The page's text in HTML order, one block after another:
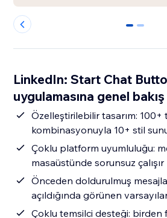
0 1
LinkedIn: Start Chat
uygulamasına genel bakış
Özelleştirilebilir tasarım: 100+
kombinasyonuyla 10+ stil
Çoklu platform uyumluluğu:
masaüstünde sorunsuz çalışır
Önceden doldurulmuş
açıldığında görünen
Çoklu temsilci desteği: birden